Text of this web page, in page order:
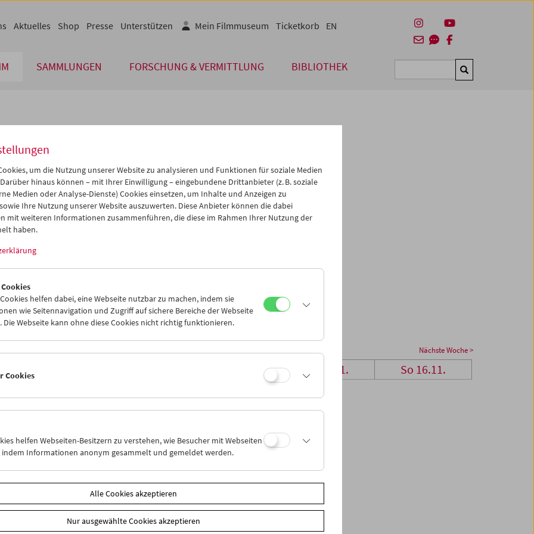
SAMMLUNGEN FORSCHUNG & VERMITTLUNG BIBLIOTHEK Suchen
Aktuelles Shop Presse Unterstützen Mein Filmmuseum Ticketkorb EN
Nov 2014 >>
Mi Do Fr Sa So
29 30 31 01
02
05 06 07 08
09
12 13
19 20
03
iCalender
Programmheft-PDF
English language or subtitles
Nächste Woche >
Mi 12.11. Sa 15.11. So 16.11.
um die Nutzung unserer Website zu analysieren und Funktionen für soziale Medien
hinaus können – mit Ihrer Einwilligung – eingebundene Drittanbieter (z. B. soziale
Medien oder Analyse-Dienste) Cookies einsetzen, um Inhalte und Anzeigen zu
Ihre Nutzung unserer Website auszuwerten. Diese Anbieter können die dabei
mit weiteren Informationen zusammenführen, die diese im Rahmen Ihrer Nutzung der
haben.
helfen dabei, eine Webseite nutzbar zu machen, indem sie
wie Seitennavigation und Zugriff auf sichere Bereiche der Webseite
Die Webseite kann ohne diese Cookies nicht richtig funktionieren.
Cookies
helfen Webseiten-Besitzern zu verstehen, wie Besucher mit Webseiten
indem Informationen anonym gesammelt und gemeldet werden.
Alle Cookies akzeptieren
Nur ausgewählte Cookies akzeptieren